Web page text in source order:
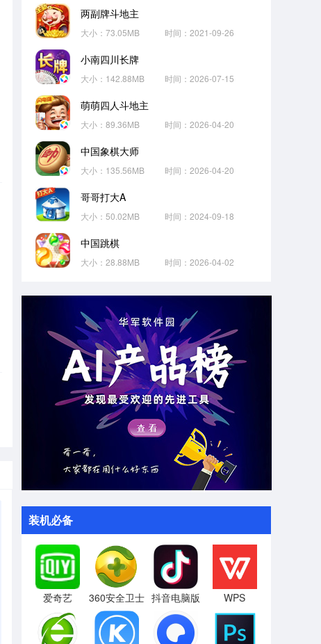
两副牌斗地主
大小：73.05MB 时间：2021-09-26
小南四川长牌
大小：142.88MB 时间：2026-07-15
萌萌四人斗地主
大小：89.36MB 时间：2026-04-20
中国象棋大师
大小：135.56MB 时间：2026-04-20
哥哥打大A
大小：50.02MB 时间：2024-09-18
中国跳棋
大小：28.88MB 时间：2026-04-02
装机必备
爱奇艺 360安全卫士 抖音电脑版 WPS